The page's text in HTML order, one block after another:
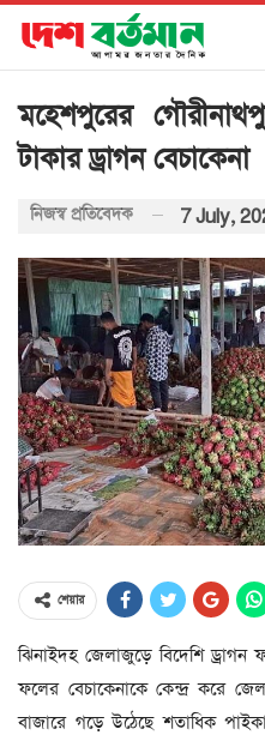
মহেশপুরের
টাকার ড্রাগন বেচাকেনা
নিজস্ব প্রতিবেদক 7 July,
শেয়ার
ঝিনাইদহ জেলাজুড়ে বিদেশি
ফলের বেচাকেনাকে কেন্দ্র করে
বাজারে গড়ে উঠেছে শতাধিক